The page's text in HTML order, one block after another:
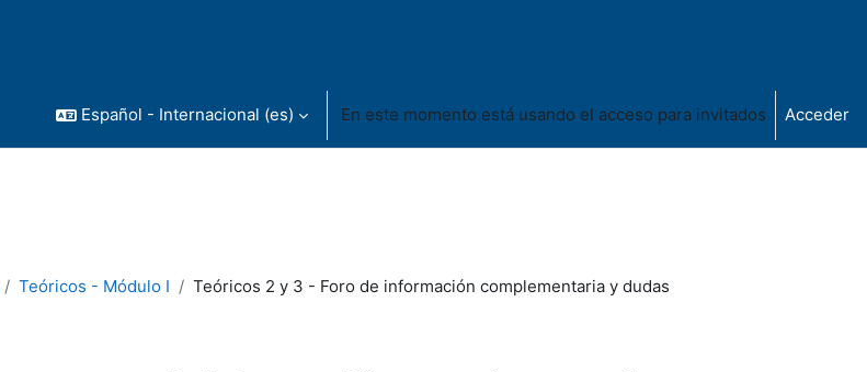
Español - Internacional ‎(es)‎ En este momento está usando el acceso para invitados Acceder
Teóricos - Módulo I Teóricos 2 y 3 - Foro de información complementaria y dudas